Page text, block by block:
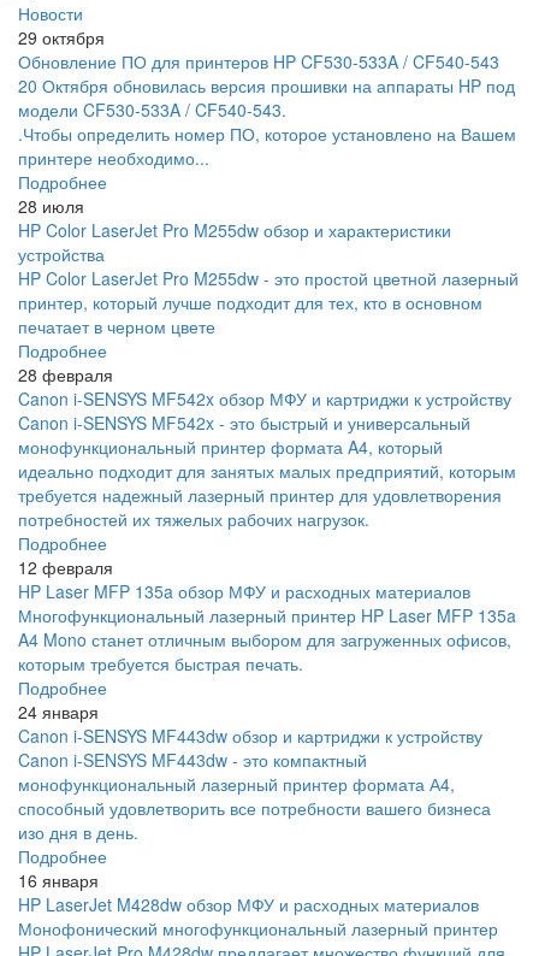
Новости
29 октября
Обновление ПО для принтеров HP CF530-533A / CF540-543
20 Октября обновилась версия прошивки на аппараты HP под
модели CF530-533A / CF540-543.
.Чтобы определить номер ПО, которое установлено на Вашем
принтере необходимо...
Подробнее
28 июля
HP Color LaserJet Pro M255dw обзор и характеристики
устройства
HP Color LaserJet Pro M255dw - это простой цветной лазерный
принтер, который лучше подходит для тех, кто в основном
печатает в черном цвете
Подробнее
28 февраля
Canon i-SENSYS MF542x обзор МФУ и картриджи к устройству
Canon i-SENSYS MF542x - это быстрый и универсальный
монофункциональный принтер формата A4, который
идеально подходит для занятых малых предприятий, которым
требуется надежный лазерный принтер для удовлетворения
потребностей их тяжелых рабочих нагрузок.
Подробнее
12 февраля
HP Laser MFP 135a обзор МФУ и расходных материалов
Многофункциональный лазерный принтер HP Laser MFP 135a
A4 Mono станет отличным выбором для загруженных офисов,
которым требуется быстрая печать.
Подробнее
24 января
Canon i-SENSYS MF443dw обзор и картриджи к устройству
Canon i-SENSYS MF443dw - это компактный
монофункциональный лазерный принтер формата А4,
способный удовлетворить все потребности вашего бизнеса
изо дня в день.
Подробнее
16 января
HP LaserJet M428dw обзор МФУ и расходных материалов
Монофонический многофункциональный лазерный принтер